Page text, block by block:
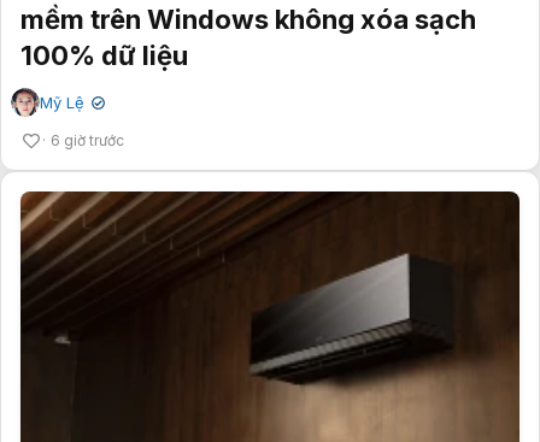
mềm trên Windows không xóa sạch
100% dữ liệu
Mỹ Lệ ✔
6 giờ trước